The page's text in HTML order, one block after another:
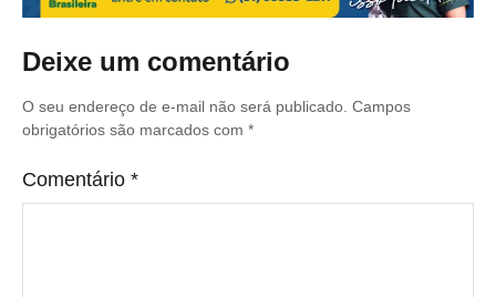
Deixe um comentário
O seu endereço de e-mail não será publicado. Campos
obrigatórios são marcados com *
Comentário *